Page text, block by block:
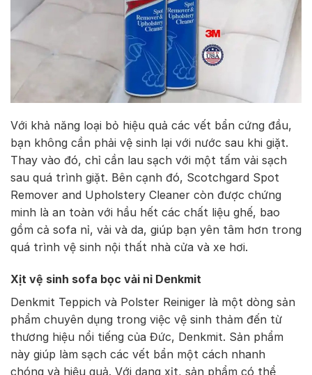
Với khả năng loại bỏ hiệu quả các vết bẩn cứng đầu,
bạn không cần phải vệ sinh lại với nước sau khi giặt.
Thay vào đó, chỉ cần lau sạch với một tấm vải sạch
sau quá trình giặt. Bên cạnh đó, Scotchgard Spot
Remover and Upholstery Cleaner còn được chứng
minh là an toàn với hầu hết các chất liệu ghế, bao
gồm cả sofa nỉ, vải và da, giúp bạn yên tâm hơn trong
quá trình vệ sinh nội thất nhà cửa và xe hơi.
Xịt vệ sinh sofa bọc vải nỉ Denkmit
Denkmit Teppich và Polster Reiniger là một dòng sản
phẩm chuyên dụng trong việc vệ sinh thảm đến từ
thương hiệu nổi tiếng của Đức, Denkmit. Sản phẩm
này giúp làm sạch các vết bẩn một cách nhanh
chóng và hiệu quả. Với dạng xịt, sản phẩm có thể